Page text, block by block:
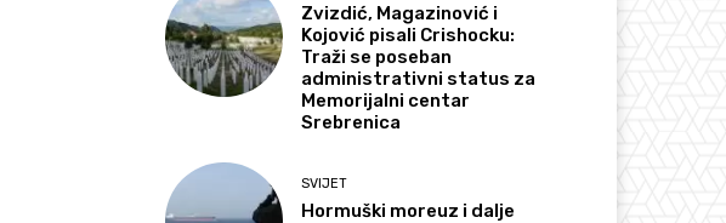
Zvizdić, Magazinović i
Kojović pisali Crishocku:
Traži se poseban
administrativni status za
Memorijalni centar
Srebrenica
SVIJET
Hormuški moreuz i dalje